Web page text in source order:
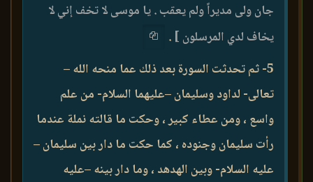
جان ولى مديراً ولم يعقب . يا موسى لا تخف إني لا
يخاف لدي المرسلون ] .
5- ثم تحدثت السورة بعد ذلك عما منحه الله –
تعالى- لداود وسليمان –عليهما السلام- من علم
واسع ، ومن عطاء كبير ، وحكت ما قالته نملة عندما
رأت سليمان وجنوده ، كما حكت ما دار بين سليمان –
عليه السلام- وبين الهدهد ، وما دار بينه –عليه